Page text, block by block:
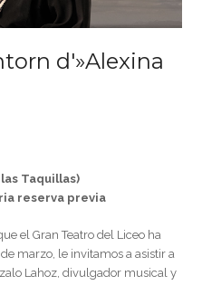
d'»Alexina
Taquillas)
reserva previa
el Gran Teatro del Liceo ha
marzo, le invitamos a asistir a
Lahoz, divulgador musical y